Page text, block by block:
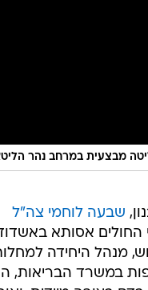
מבצעית במרחב נהר
שבעה לוחמי צה"ל
החולים אסותא
מנהל היחידה
במשרד